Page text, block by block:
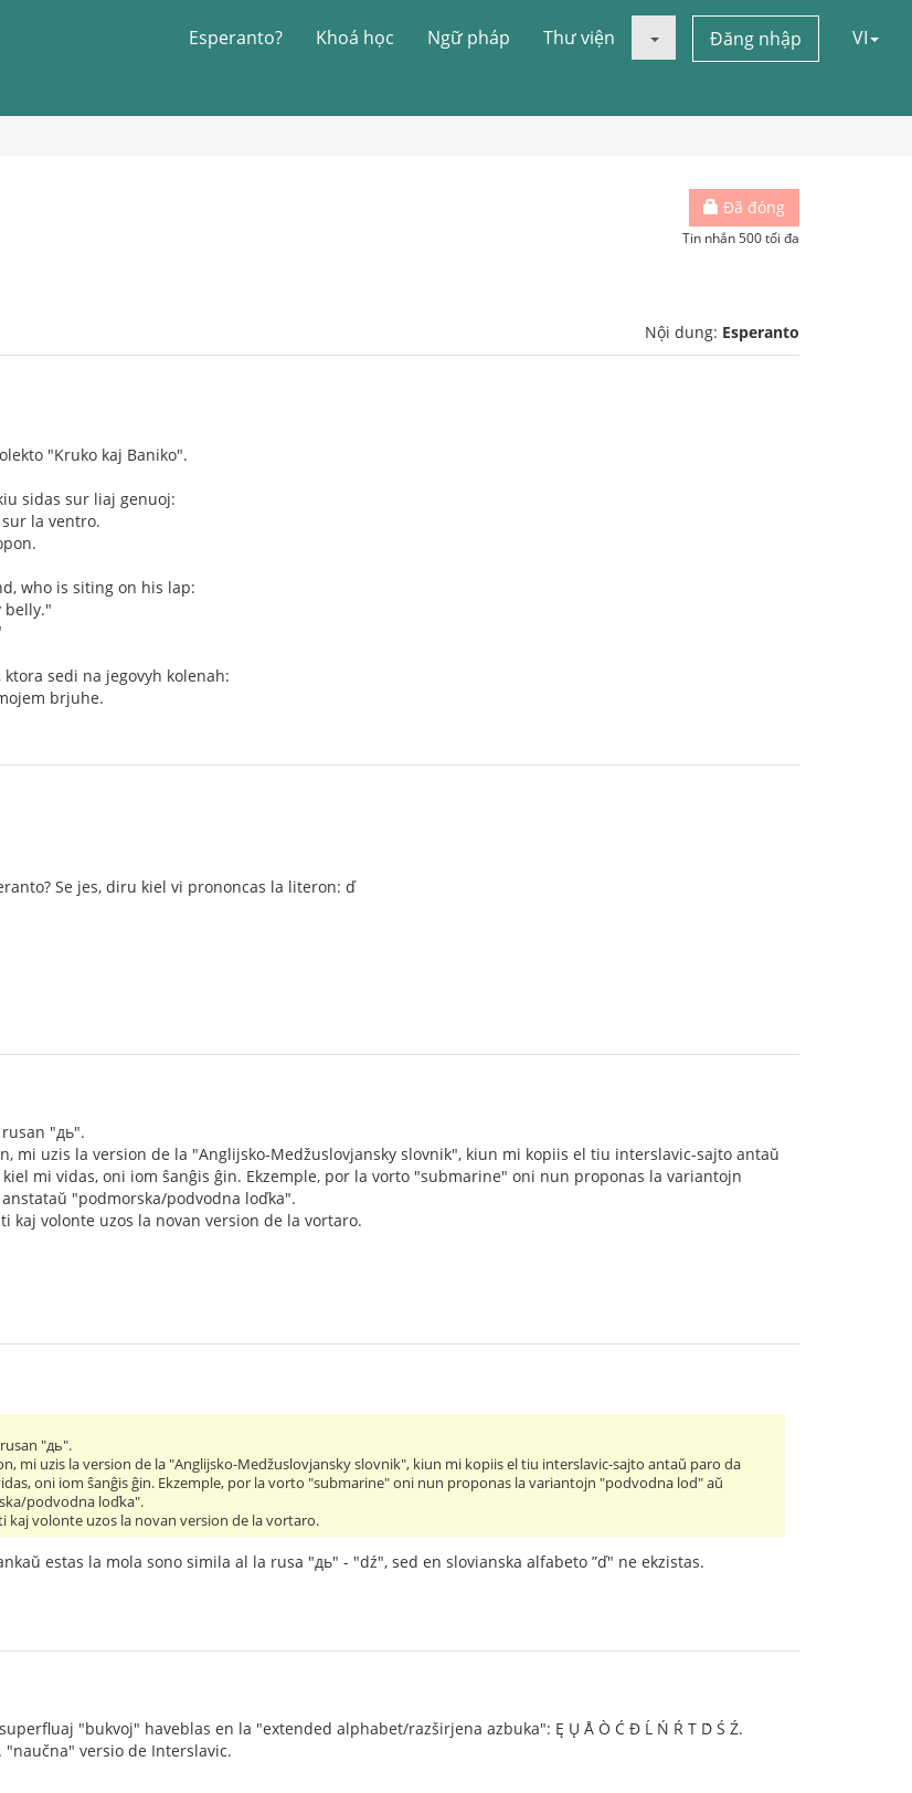
Esperanto? Khoá học Ngữ pháp Thư viện Đăng nhập VI
Đã đóng
Tin nhắn 500 tối đa
Nội dung: Esperanto
"Kruko kaj Baniko".
sidas sur liaj genuoj:
la ventro.
who is siting on his lap:
belly."
sedi na jegovyh kolenah:
brjuhe.
Se jes, diru kiel vi prononcas la literon: ď
"дь".
mi uzis la version de la "Anglijsko-Medžuslovjansky slovnik", kiun mi kopiis el tiu interslavic-sajto antaŭ
mi vidas, oni iom ŝanĝis ĝin. Ekzemple, por la vorto "submarine" oni nun proponas la variantojn
"podmorska/podvodna loďka".
kaj volonte uzos la novan version de la vortaro.
"дь".
mi uzis la version de la "Anglijsko-Medžuslovjansky slovnik", kiun mi kopiis el tiu interslavic-sajto antaŭ paro da
oni iom ŝanĝis ĝin. Ekzemple, por la vorto "submarine" oni nun proponas la variantojn "podvodna lod" aŭ
podvodna loďka".
kaj volonte uzos la novan version de la vortaro.
estas la mola sono simila al la rusa "дь" - "dź", sed en slovianska alfabeto ”ď" ne ekzistas.
"bukvoj" haveblas en la "extended alphabet/razširjena azbuka": Ę Ų Å Ò Ć Đ Ĺ Ń Ŕ T́ D́ Ś Ź.
versio de Interslavic.